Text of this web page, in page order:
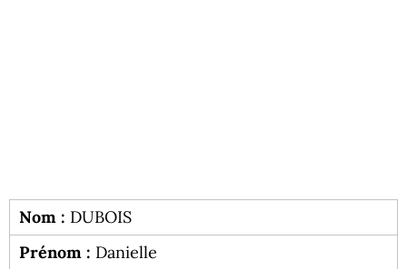
Nom : DUBOIS
Prénom : Danielle